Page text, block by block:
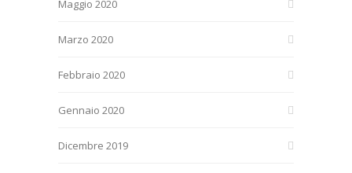
Maggio 2020
Marzo 2020
Febbraio 2020
Gennaio 2020
Dicembre 2019